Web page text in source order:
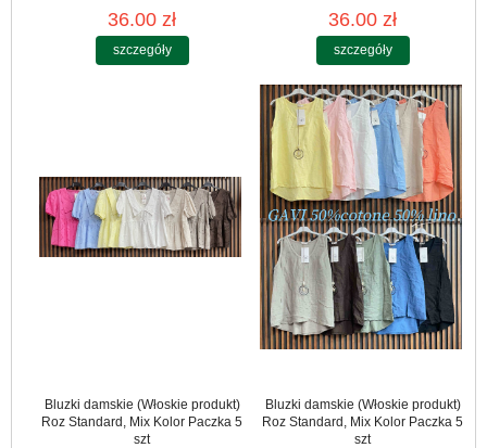
36.00 zł
szczegóły
36.00 zł
szczegóły
Bluzki damskie (Włoskie produkt)
Roz Standard, Mix Kolor Paczka 5
szt
Bluzki damskie (Włoskie produkt)
Roz Standard, Mix Kolor Paczka 5
szt